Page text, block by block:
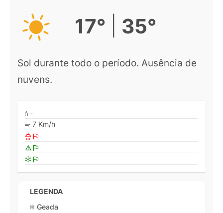
17° 35°
Sol durante todo o período. Ausência de
nuvens.
-
7 Km/h
LEGENDA
Geada